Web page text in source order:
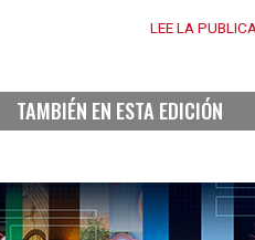
LEE LA
TAMBIÉN EN ESTA EDICIÓN